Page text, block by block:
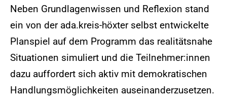
Neben Grundlagenwissen und Reflexion stand
ein von der ada.kreis-höxter selbst entwickelte
Planspiel auf dem Programm das realitätsnahe
Situationen simuliert und die Teilnehmer:innen
dazu auffordert sich aktiv mit demokratischen
Handlungsmöglichkeiten auseinanderzusetzen.